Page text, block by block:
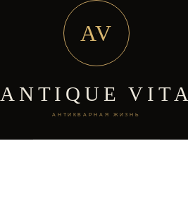
AV
ANTIQUE VITA
АНТИКВАРНАЯ ЖИЗНЬ